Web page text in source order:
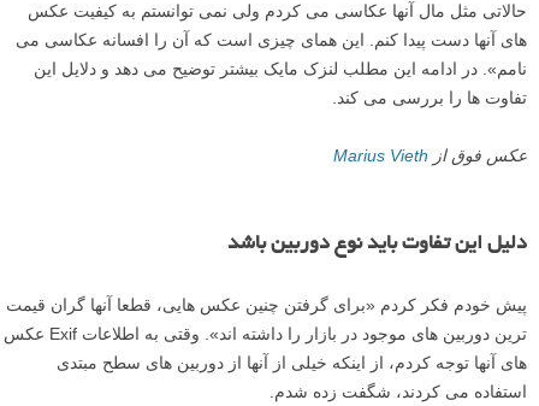
حالاتی مثل مال آنها عکاسی می کردم ولی نمی توانستم به کیفیت عکس
های آنها دست پیدا کنم. این همای چیزی است که آن را افسانه عکاسی می
نامم». در ادامه این مطلب لنزک مایک بیشتر توضیح می دهد و دلایل این
تفاوت ها را بررسی می کند.
عکس فوق از Marius Vieth
دلیل این تفاوت باید نوع دوربین باشد
پیش خودم فکر کردم «برای گرفتن چنین عکس هایی، قطعا آنها گران قیمت
ترین دوربین های موجود در بازار را داشته اند». وقتی به اطلاعات Exif عکس
های آنها توجه کردم، از اینکه خیلی از آنها از دوربین های سطح مبتدی
استفاده می کردند، شگفت زده شدم.